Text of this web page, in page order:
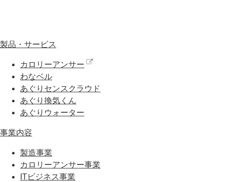
製品・サービス
カロリーアンサー
わなベル
あぐりセンスクラウド
あぐり換気くん
あぐりウォーター
事業内容
製造事業
カロリーアンサー事業
ITビジネス事業